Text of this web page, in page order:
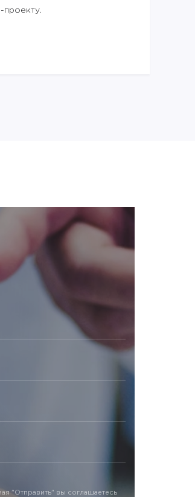
проекту.
"Отправить" вы соглашаетесь